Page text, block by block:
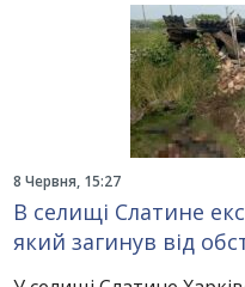
8 Червня, 15:27
В селищі Слатине
який загинув від